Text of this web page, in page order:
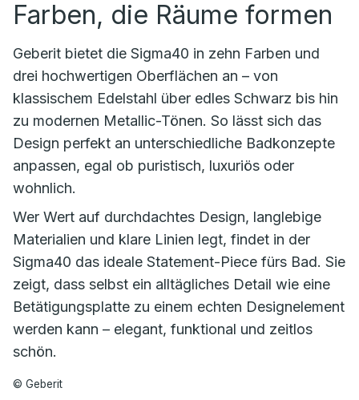
Farben, die Räume formen
Geberit bietet die Sigma40 in zehn Farben und
drei hochwertigen Oberflächen an – von
klassischem Edelstahl über edles Schwarz bis hin
zu modernen Metallic-Tönen. So lässt sich das
Design perfekt an unterschiedliche Badkonzepte
anpassen, egal ob puristisch, luxuriös oder
wohnlich.
Wer Wert auf durchdachtes Design, langlebige
Materialien und klare Linien legt, findet in der
Sigma40 das ideale Statement-Piece fürs Bad. Sie
zeigt, dass selbst ein alltägliches Detail wie eine
Betätigungsplatte zu einem echten Designelement
werden kann – elegant, funktional und zeitlos
schön.
© Geberit